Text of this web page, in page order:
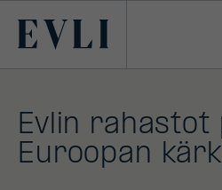
Primary
Evlin rahastot
Euroopan